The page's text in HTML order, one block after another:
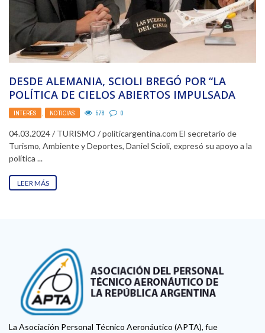
DESDE ALEMANIA, SCIOLI BREGÓ POR “LA
POLÍTICA DE CIELOS ABIERTOS IMPULSADA
POR MILEI»
INTERÉS , NOTICIAS 578 0
04.03.2024 / TURISMO / politicargentina.com El secretario de
Turismo, Ambiente y Deportes, Daniel Scioli, expresó su apoyo a la
política ...
LEER MÁS
La Asociación Personal Técnico Aeronáutico (APTA), fue